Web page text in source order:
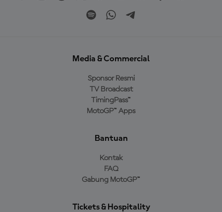
Media & Commercial
Sponsor Resmi
TV Broadcast
TimingPass™
MotoGP™ Apps
Bantuan
Kontak
FAQ
Gabung MotoGP™
Tickets & Hospitality